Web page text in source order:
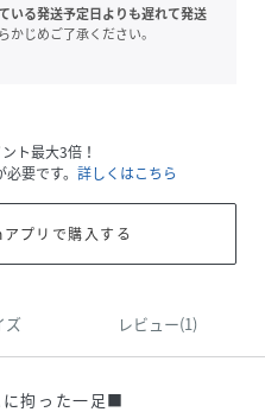
いる発送予定日よりも遅れて発送
じめご了承ください。
ト最大3倍！
要です。 詳しくはこちら
プリで購入する
ズ レビュー(1)
拘った一足■